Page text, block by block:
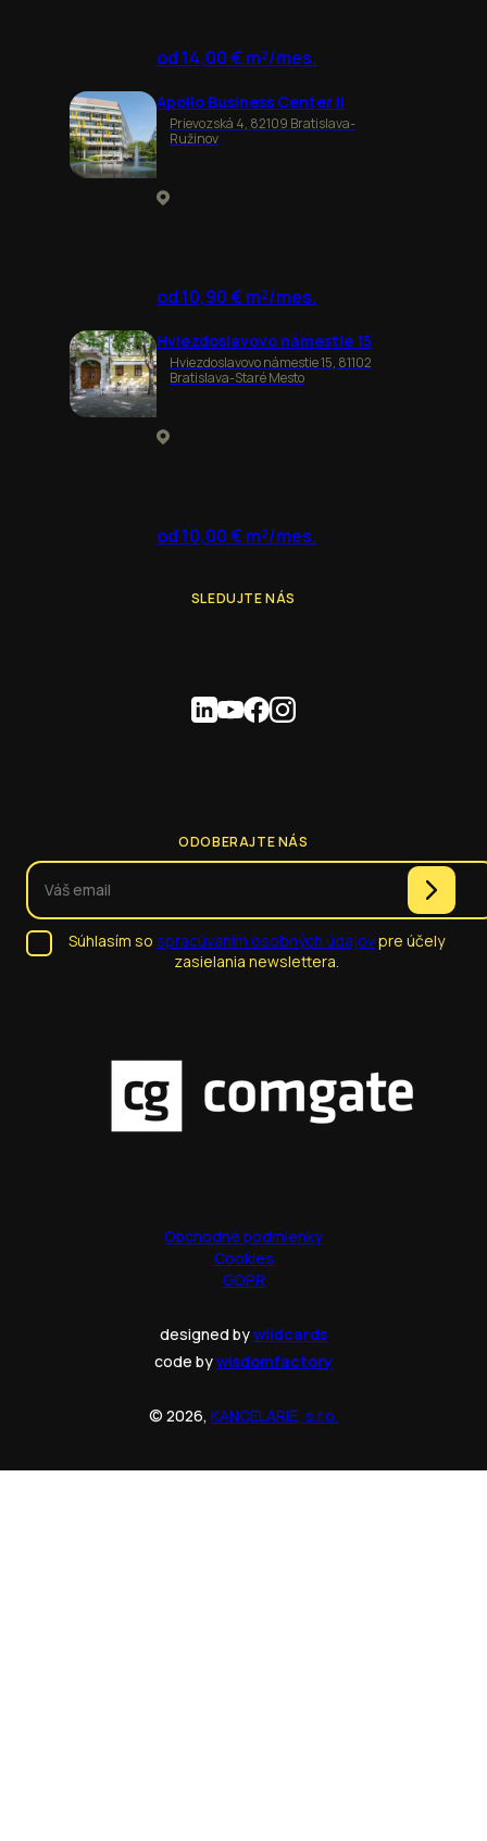
od 14,00 € m²/mes.
Apollo Business Center II
Prievozská 4, 82109 Bratislava-
Ružinov
od 10,90 € m²/mes.
Hviezdoslavovo námestie 15
Hviezdoslavovo námestie 15, 81102
Bratislava-Staré Mesto
od 10,00 € m²/mes.
SLEDUJTE NÁS
ODOBERAJTE NÁS
Súhlasím so spracúvaním osobných údajovpre účely
zasielania newslettera.
Obchodné podmienky
Cookies
GDPR
designed bywildcards
code bywisdomfactory
© 2026, KANCELARIE, s.r.o.